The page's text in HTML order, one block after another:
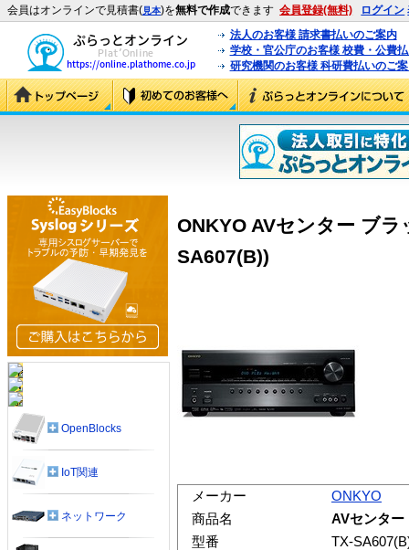
会員はオンラインで見積書(見本)を無料で作成できます 会員登録(無料) ログイン
法人のお客様 請求書払いのご案内
学校・官公庁のお客様 校費・公費
研究機関のお客様 科研費払いのご
ONKYO AVセンター ブ
SA607(B))
メーカー
ONKYO
商品名
AVセンター
型番
TX-
OpenBlocks
IoT関連
ネットワーク